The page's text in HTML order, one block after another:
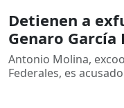
Detienen a
Genaro García
Antonio Molina,
Federales, es